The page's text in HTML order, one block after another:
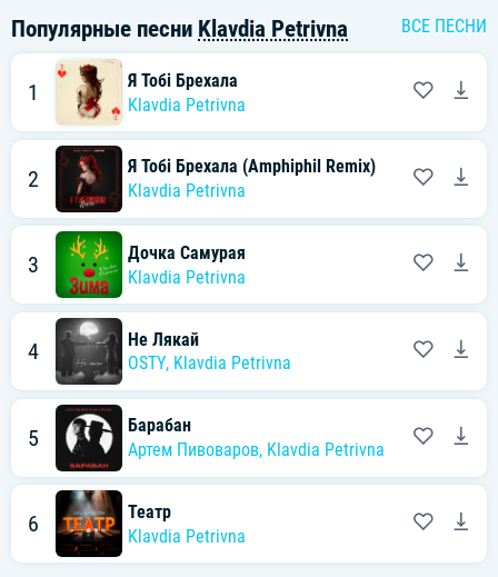
Популярные песни Klavdia Petrivna ВСЕ ПЕСНИ
1
Я Тобі Брехала
Klavdia Petrivna
2
Я Тобі Брехала (Amphiphil Remix)
Klavdia Petrivna
3
Дочка Самурая
Klavdia Petrivna
4
Не Лякай
OSTY, Klavdia Petrivna
5
Барабан
Артем Пивоваров, Klavdia Petrivna
6
Театр
Klavdia Petrivna